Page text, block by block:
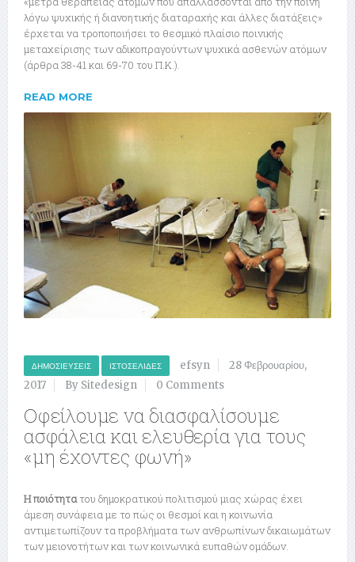
λόγω ψυχικής ή διανοητικής διαταραχής και άλλες διατάξεις»
έρχεται να τροποποιήσει το θεσμικό πλαίσιο ποινικής
μεταχείρισης των αδικοπραγούντων ψυχικά ασθενών ατόμων
(άρθρα 38-41 και 69-70 του Π.Κ.).
READ MORE
ΔΗΜΟΣΙΕΎΣΕΙΣ ΙΣΤΟΣΕΛΊΔΕΣ efsyn
28 Φεβρουαρίου,
2017
By Sitedesign 0 Comments
Οφείλουμε να διασφαλίσουμε
ασφάλεια και ελευθερία για τους
«μη έχοντες φωνή»
Η ποιότητατου δημοκρατικού πολιτισμού μιας χώρας έχει
άμεση συνάφεια με το πώς οι θεσμοί και η κοινωνία
αντιμετωπίζουν τα προβλήματα των ανθρωπίνων δικαιωμάτων
των μειονοτήτων και των κοινωνικά ευπαθών ομάδων.